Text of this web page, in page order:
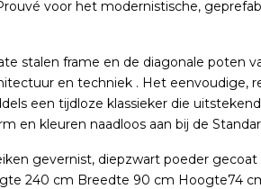
voor het modernistische,
stalen frame en de diagonale poten
en techniek . Het eenvoudige,
een tijdloze klassieker die
en kleuren naadloos aan bij de
gevernist, diepzwart poeder gecoat
240 cm Breedte 90 cm Hoogte74